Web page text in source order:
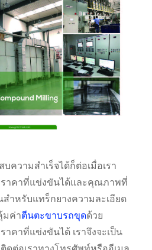
บความสำเร็จได้ก็ต่อเมื่อเรา
ราคาที่แข่งขันได้และคุณภาพที่
สำหรับแทร็กยางความละเอียด
มค่าตีนตะขาบรถขุดด้วย
คาที่แข่งขันได้ เราจึงจะเป็น